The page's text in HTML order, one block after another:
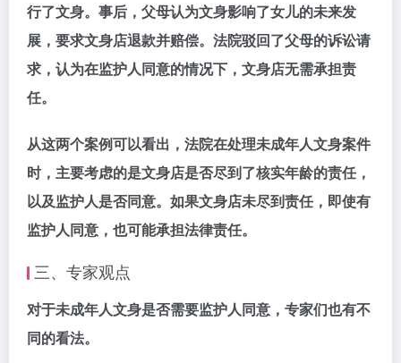
行了文身。事后，父母认为文身影响了女儿的未来发
展，要求文身店退款并赔偿。法院驳回了父母的诉讼请
求，认为在监护人同意的情况下，文身店无需承担责
任。
从这两个案例可以看出，法院在处理未成年人文身案件
时，主要考虑的是文身店是否尽到了核实年龄的责任，
以及监护人是否同意。如果文身店未尽到责任，即使有
监护人同意，也可能承担法律责任。
三、专家观点
对于未成年人文身是否需要监护人同意，专家们也有不
同的看法。